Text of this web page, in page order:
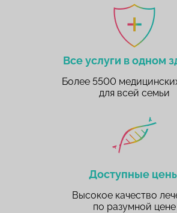
Все услуги в одном
Более 5500
для всей семьи
Доступные
Высокое качество
по разумной цене